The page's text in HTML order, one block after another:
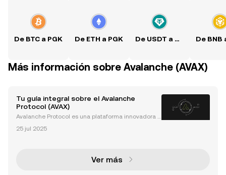
De BTC a PGK De ETH a PGK De USDT a PGK
Más información sobre Avalanche (AVAX)
Tu guía integral sobre el Avalanche
Protocol (AVAX)
Avalanche Protocol es una plataforma innovadora d
descentralizadas (dapps), blockchains personaliza
25 jul 2025
Ver más